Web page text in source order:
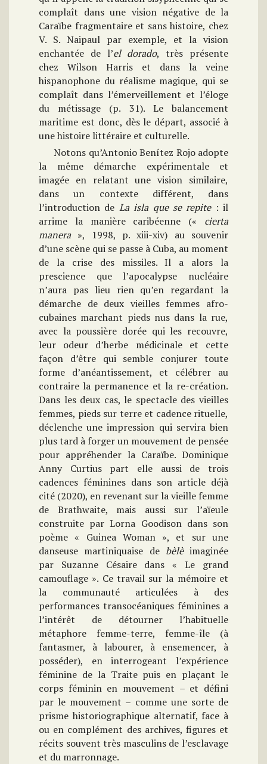
complaît dans une vision négative de la
Caraïbe fragmentaire et sans histoire, chez
V. S. Naipaul par exemple, et la vision
enchantée de l’el dorado, très présente
chez Wilson Harris et dans la veine
hispanophone du réalisme magique, qui se
complaît dans l’émerveillement et l’éloge
du métissage (p. 31). Le balancement
maritime est donc, dès le départ, associé à
une histoire littéraire et culturelle.
Notons qu’Antonio Benítez Rojo adopte
la même démarche expérimentale et
imagée en relatant une vision similaire,
dans un contexte différent, dans
l’introduction de La isla que se repite : il
arrime la manière caribéenne (« cierta
manera», 1998, p. xiii-xiv) au souvenir
d’une scène qui se passe à Cuba, au moment
de la crise des missiles. Il a alors la
prescience que l’apocalypse nucléaire
n’aura pas lieu rien qu’en regardant la
démarche de deux vieilles femmes afro-
cubaines marchant pieds nus dans la rue,
avec la poussière dorée qui les recouvre,
leur odeur d’herbe médicinale et cette
façon d’être qui semble conjurer toute
forme d’anéantissement, et célébrer au
contraire la permanence et la re-création.
Dans les deux cas, le spectacle des vieilles
femmes, pieds sur terre et cadence rituelle,
déclenche une impression qui servira bien
plus tard à forger un mouvement de pensée
pour appréhender la Caraïbe. Dominique
Anny Curtius part elle aussi de trois
cadences féminines dans son article déjà
cité (2020), en revenant sur la vieille femme
de Brathwaite, mais aussi sur l’aïeule
construite par Lorna Goodison dans son
poème « Guinea Woman », et sur une
danseuse martiniquaise de bèlèimaginée
par Suzanne Césaire dans « Le grand
camouflage ». Ce travail sur la mémoire et
la communauté articulées à des
performances transocéaniques féminines a
l’intérêt de détourner l’habituelle
métaphore femme-terre, femme-île (à
fantasmer, à labourer, à ensemencer, à
posséder), en interrogeant l’expérience
féminine de la Traite puis en plaçant le
corps féminin en mouvement – et défini
par le mouvement – comme une sorte de
prisme historiographique alternatif, face à
ou en complément des archives, figures et
récits souvent très masculins de l’esclavage
et du marronnage.